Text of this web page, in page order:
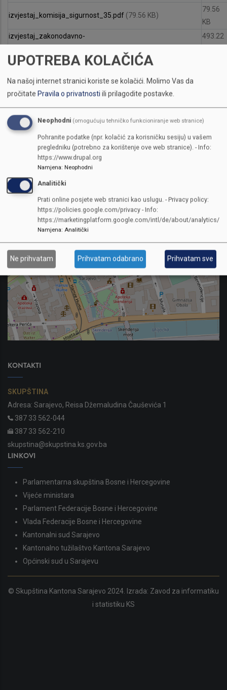
izvjestaj_komisija_sigurnost_35.pdf (79.56 KB)
79.56
KB
izvjestaj_zakonodavno-
493.22
Bio na dnevnom redu
67220
IV nastavak 16. radne sjednice
KONTAKTI
SKUPŠTINA
Adresa: Sarajevo, Reisa Džemaludina Čauševića 1
387 33 562-044
387 33 562-210
skupstina@skupstina.ks.gov.ba
LINKOVI
Parlamentarna skupština Bosne i Hercegovine
Vijeće ministara
Parlament Federacije Bosne i Hercegovine
Vlada Federacije Bosne i Hercegovine
Kantonalni sud Sarajevo
Kantonalno tužilaštvo Kantona Sarajevo
Općinski sud u Sarajevu
© Skupština Kantona Sarajevo 2024. Izrada: Zavod za informatiku
i statistiku KS
UPOTREBA KOLAČIĆA
Na našoj internet stranici koriste se kolačići. Molimo Vas da
pročitate Pravila o privatnostiili prilagodite postavke.
Neophodni (omogućuju tehničko funkcioniranje web stranice)
Pohranite podatke (npr. kolačić za korisničku sesiju) u vašem
pregledniku (potrebno za korištenje ove web stranice). - Info:
https://www.drupal.org
Namjena: Neophodni
Analitički
Prati online posjete web stranici kao uslugu. - Privacy policy:
https://policies.google.com/privacy - Info:
https://marketingplatform.google.com/intl/de/about/analytics/
Namjena: Analitički
Ne prihvatam Prihvatam odabrano Prihvatam sve